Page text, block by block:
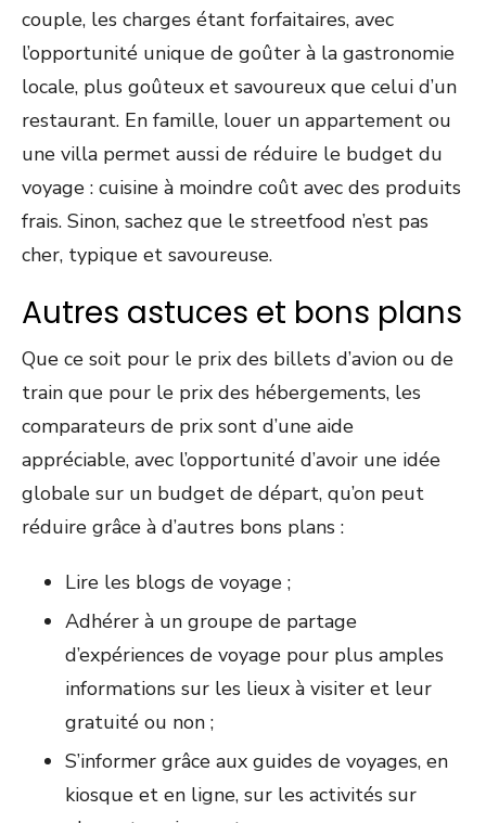
couple, les charges étant forfaitaires, avec
l’opportunité unique de goûter à la gastronomie
locale, plus goûteux et savoureux que celui d’un
restaurant. En famille, louer un appartement ou
une villa permet aussi de réduire le budget du
voyage : cuisine à moindre coût avec des produits
frais. Sinon, sachez que le streetfood n’est pas
cher, typique et savoureuse.
Autres astuces et bons plans
Que ce soit pour le prix des billets d’avion ou de
train que pour le prix des hébergements, les
comparateurs de prix sont d’une aide
appréciable, avec l’opportunité d’avoir une idée
globale sur un budget de départ, qu’on peut
réduire grâce à d’autres bons plans :
Lire les blogs de voyage ;
Adhérer à un groupe de partage
d’expériences de voyage pour plus amples
informations sur les lieux à visiter et leur
gratuité ou non ;
S’informer grâce aux guides de voyages, en
kiosque et en ligne, sur les activités sur